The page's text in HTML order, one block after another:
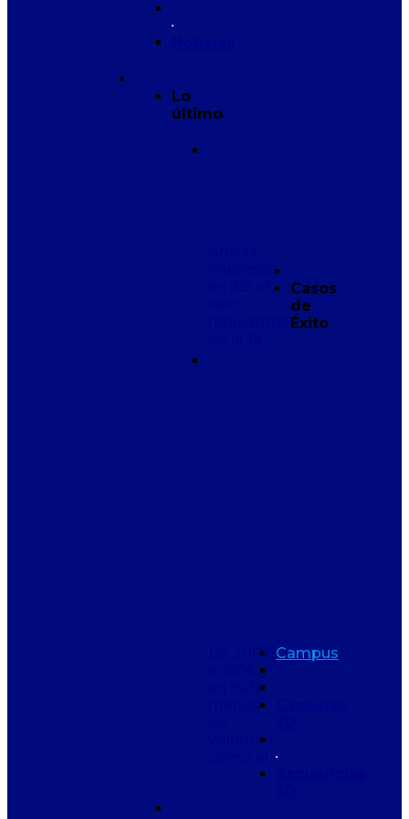
Lo
último
impresas
Casos
de
Éxito
De 300€
a 150€ y
un 94%
volumen:
Campus